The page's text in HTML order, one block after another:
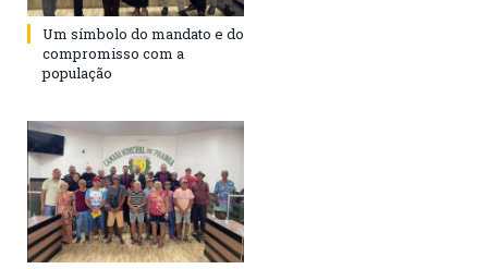
Um símbolo do mandato e do
compromisso com a
população